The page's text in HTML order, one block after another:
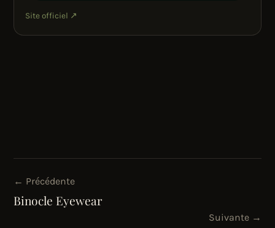
Site officiel ↗
← Précédente
Binocle Eyewear
Suivante →